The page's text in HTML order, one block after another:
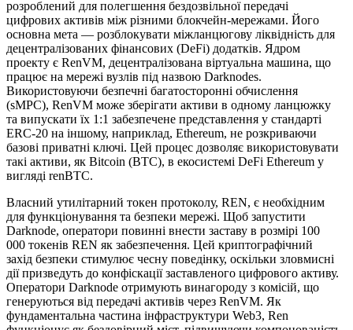
розроблений для полегшення бездозвільної передачі
цифрових активів між різними блокчейн-мережами. Його
основна мета — розблокувати міжланцюгову ліквідність для
децентралізованих фінансових (DeFi) додатків. Ядром
проекту є RenVM, децентралізована віртуальна машина, що
працює на мережі вузлів під назвою Darknodes.
Використовуючи безпечні багатосторонні обчислення
(sMPC), RenVM може зберігати активи в одному ланцюжку
та випускати їх 1:1 забезпечене представлення у стандарті
ERC-20 на іншому, наприклад, Ethereum, не розкриваючи
базові приватні ключі. Цей процес дозволяє використовувати
такі активи, як Bitcoin (BTC), в екосистемі DeFi Ethereum у
вигляді renBTC.
Власний утилітарний токен протоколу, REN, є необхідним
для функціонування та безпеки мережі. Щоб запустити
Darknode, оператори повинні внести заставу в розмірі 100
000 токенів REN як забезпечення. Цей криптографічний
захід безпеки стимулює чесну поведінку, оскільки зловмисні
дії призведуть до конфіскації заставленого цифрового активу.
Оператори Darknode отримують винагороду з комісій, що
генеруються від передачі активів через RenVM. Як
фундаментальна частина інфраструктури Web3, Ren